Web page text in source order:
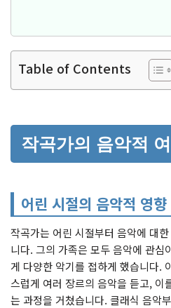
Table of Contents
작곡가의 음악적
어린 시절의 음악적 영향
작곡가는 어린 시절부터 음악에 대
니다. 그의 가족은 모두 음악에 관심
게 다양한 악기를 접하게 했습니다.
스럽게 여러 장르의 음악을 듣고, 이
는 과정을 거쳤습니다. 클래식 음악